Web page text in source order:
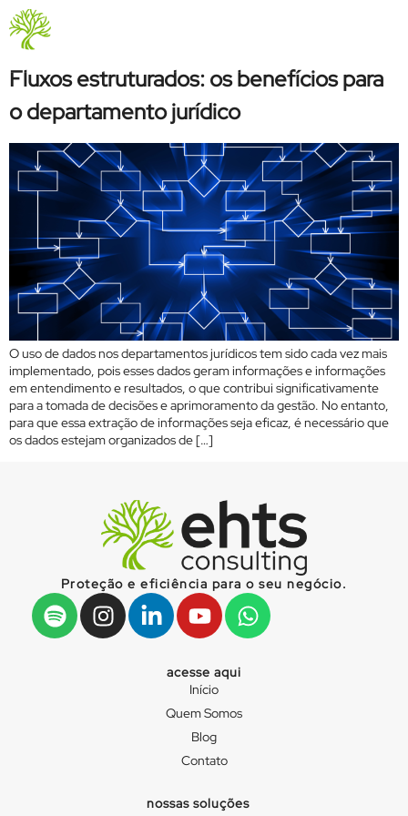
Tag:
Fluxos estruturados: os benefícios para
o departamento jurídico
O uso de dados nos departamentos jurídicos tem sido cada vez mais
implementado, pois esses dados geram informações e informações
em entendimento e resultados, o que contribui significativamente
para a tomada de decisões e aprimoramento da gestão. No entanto,
para que essa extração de informações seja eficaz, é necessário que
os dados estejam organizados de […]
Proteção e eficiência para o seu negócio.
acesse aqui
Início
Quem Somos
Blog
Contato
nossas soluções